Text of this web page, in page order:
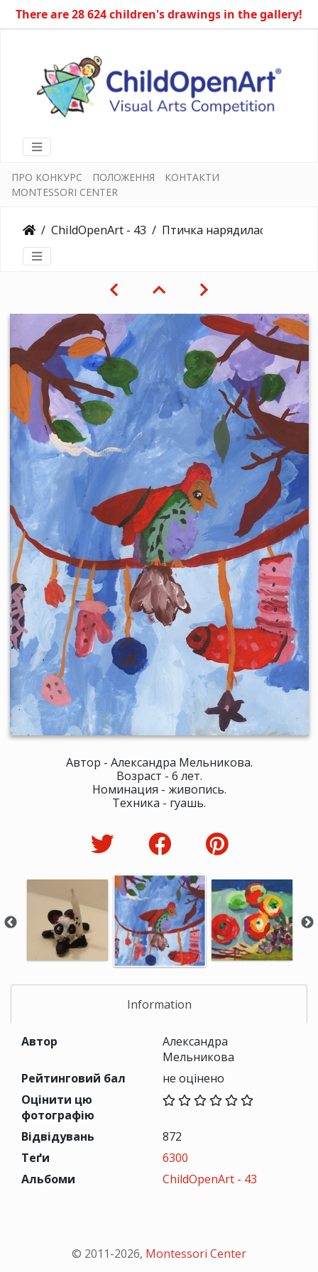
There are 28 624 children's drawings in the gallery!
ПРО КОНКУРС ПОЛОЖЕННЯ
КОНТАКТИ
MONTESSORI CENTER
ChildOpenArt - 43 Птичка нарядилась
Автор - Александра Мельникова.
Возраст - 6 лет.
Номинация - живопись.
Техника - гуашь.
Information
Автор
Александра
Мельникова
Рейтинговий бал
не оцінено
Оцінити цю
фотографію
Відвідувань
872
Теґи
6300
Альбоми
ChildOpenArt - 43
© 2011-2026, Montessori Center